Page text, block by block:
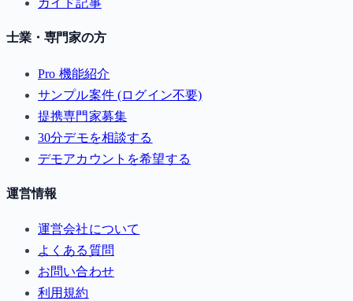
ガイド記事
士業・専門家の方
Pro 機能紹介
サンプル案件 (ログイン不要)
提携専門家募集
30分デモを相談する
デモアカウントを希望する
運営情報
運営会社について
よくある質問
お問い合わせ
利用規約